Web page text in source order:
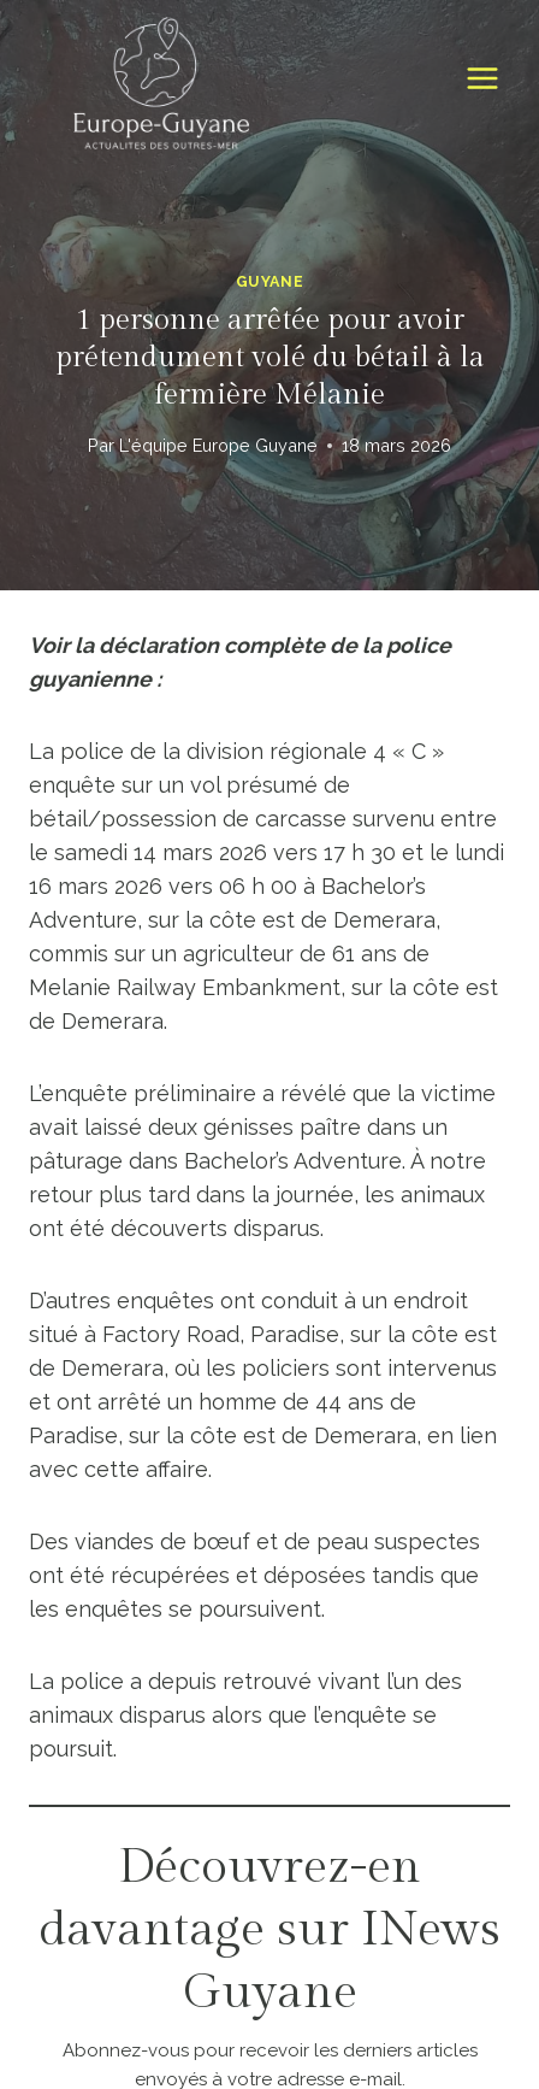
Skip
content
GUYANE
1 personne arrêtée pour avoir
prétendument volé du bétail à la
fermière Mélanie
ParL'équipe Europe Guyane 18 mars 2026
Voir la déclaration complète de la police
guyanienne :
La police de la division régionale 4 « C »
enquête sur un vol présumé de
bétail/possession de carcasse survenu entre
le samedi 14 mars 2026 vers 17 h 30 et le lundi
16 mars 2026 vers 06 h 00 à Bachelor’s
Adventure, sur la côte est de Demerara,
commis sur un agriculteur de 61 ans de
Melanie Railway Embankment, sur la côte est
de Demerara.
L’enquête préliminaire a révélé que la victime
avait laissé deux génisses paître dans un
pâturage dans Bachelor’s Adventure. À notre
retour plus tard dans la journée, les animaux
ont été découverts disparus.
D’autres enquêtes ont conduit à un endroit
situé à Factory Road, Paradise, sur la côte est
de Demerara, où les policiers sont intervenus
et ont arrêté un homme de 44 ans de
Paradise, sur la côte est de Demerara, en lien
avec cette affaire.
Des viandes de bœuf et de peau suspectes
ont été récupérées et déposées tandis que
les enquêtes se poursuivent.
La police a depuis retrouvé vivant l’un des
animaux disparus alors que l’enquête se
poursuit.
Découvrez-en
davantage sur INews
Guyane
Abonnez-vous pour recevoir les derniers articles
envoyés à votre adresse e-mail.